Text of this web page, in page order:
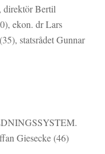
direktör Bertil
ekon. dr Lars
statsrådet Gunnar
Giesecke (46)